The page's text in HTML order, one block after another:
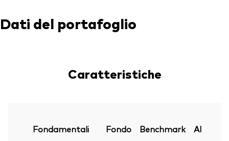
Dati del portafoglio
Caratteristiche
Fondamentali Fondo Benchmark
Al